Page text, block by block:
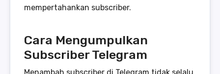
mempertahankan subscriber.
Cara Mengumpulkan
Subscriber Telegram